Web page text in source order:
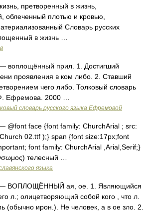
претворенный в жизнь,
облеченный плотью и кровью,
Словарь русских
в жизнь …
воплощённый прил. 1. Достигший
проявления в ком либо. 2. Ставший
чего либо. Толковый словарь
Ефремова. 2000 …
словарь русского языка Ефремовой
@font face {font family: ChurchArial ; src:
02.ttf );} span {font size:17px;font
font family: ChurchArial ,Arial,Serif;}
телесный …
языка
ВОПЛОЩЁННЫЙ ая, ое. 1. Являющийся
л.; олицетворяющий собой кого , что л.
(обычно ирон.). Не человек, а в ое зло. 2.